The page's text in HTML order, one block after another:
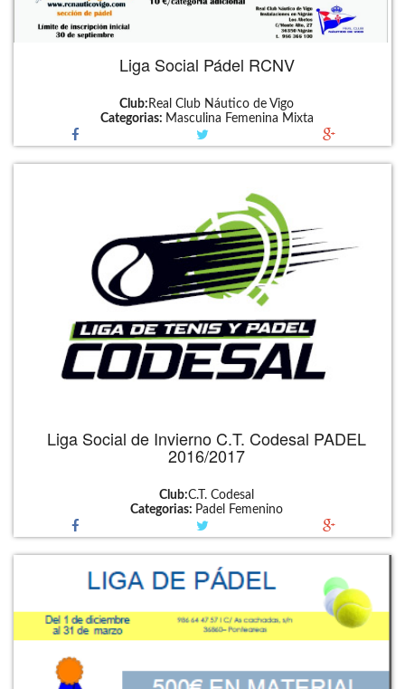
Liga Social Pádel RCNV
Club: Real Club Náutico de Vigo
Categorias: Masculina Femenina Mixta
Liga Social de Invierno C.T. Codesal PADEL
2016/2017
Club:C.T. Codesal
Categorias: Padel Femenino